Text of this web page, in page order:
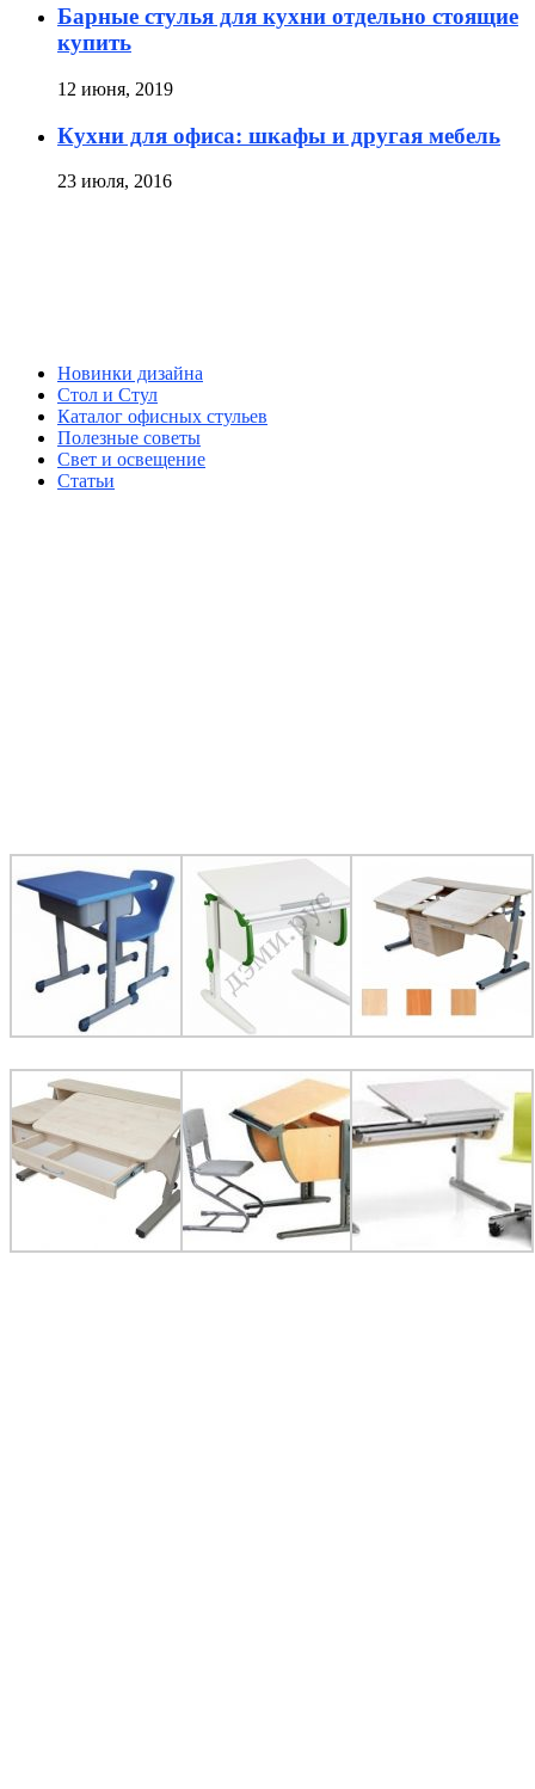
Барные стулья для кухни отдельно стоящие
купить
12 июня, 2019
Кухни для офиса: шкафы и другая мебель
23 июля, 2016
Новинки дизайна
Стол и Стул
Каталог офисных стульев
Полезные советы
Свет и освещение
Статьи